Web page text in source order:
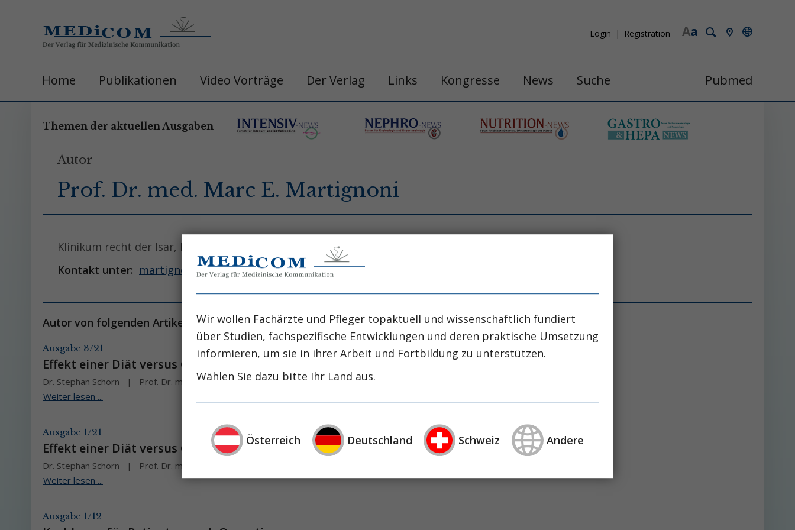
a
A
Login Registration
Home Publikationen Video Vorträge Der Verlag Links Kongresse News Suche Pubmed
Themen der aktuellen Ausgaben
Autor
Prof. Dr. med. Marc E. Martignoni
Klinikum recht der Isar, Klinik und Poliklinik für Chirurgie
Kontakt unter: martignoni@tum.de
Autor von folgenden Artikeln:
Ausgabe 3/21
Effekt einer Diät versus Gastric-Bypass Operation auf die metabolische Funktion bei Adipositas
Dr. Stephan Schorn
Prof. Dr. med. Marc E. Martignoni
Weiter lesen ...
Ausgabe 1/21
Effekt einer Diät versus Gastric-Bypass Operation auf die metabolische Funktion bei Adipositas
Dr. Stephan Schorn
Prof. Dr. med. Marc E. Martignoni
Weiter lesen ...
Ausgabe 1/12
Wir wollen Fachärzte und Pfleger topaktuell und wissenschaftlich fundiert
über Studien, fachspezifische Entwicklungen und deren praktische Umsetzung
informieren, um sie in ihrer Arbeit und Fortbildung zu unterstützen.
Wählen Sie dazu bitte Ihr Land aus.
Österreich Deutschland Schweiz Andere